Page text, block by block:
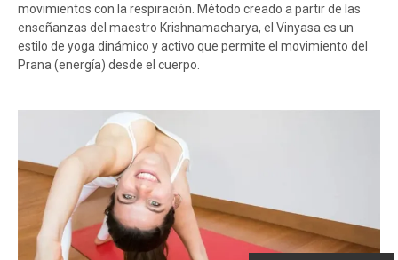
movimientos con la respiración. Método creado a partir de las
enseñanzas del maestro Krishnamacharya, el Vinyasa es un
estilo de yoga dinámico y activo que permite el movimiento del
Prana (energía) desde el cuerpo.